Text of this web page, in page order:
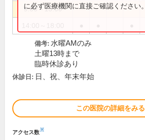
9:00～13:00
に必ず医療機関に直接ご確認ください。
備考: 水曜AMのみ
土曜13時まで
臨時休診あり
休診日: 日、祝、年末年始
この医院の詳細をみる
アクセス数※